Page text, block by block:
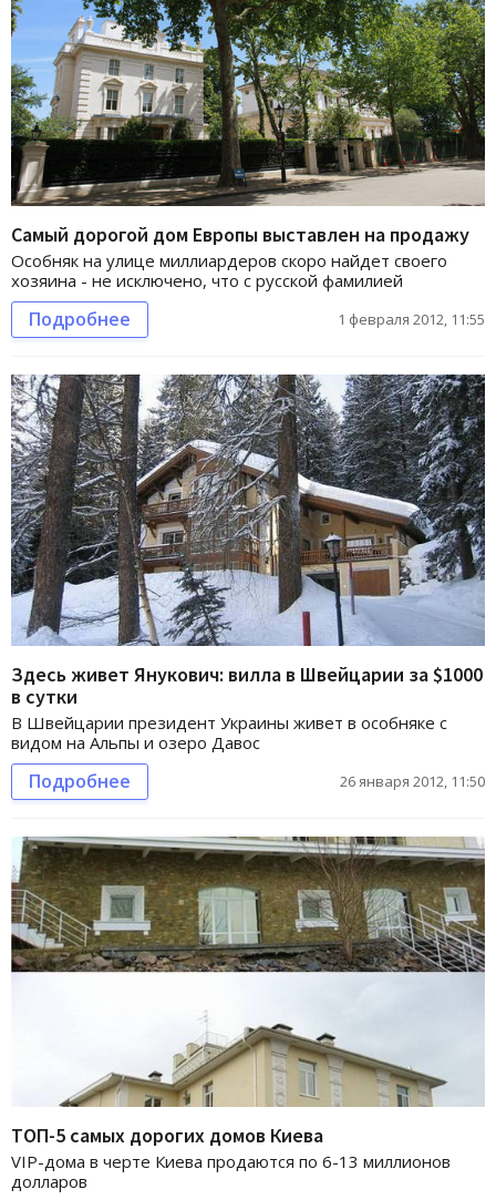
Самый дорогой дом Европы выставлен на продажу
Особняк на улице миллиардеров скоро найдет своего
хозяина - не исключено, что с русской фамилией
Подробнее 1 февраля 2012, 11:55
Здесь живет Янукович: вилла в Швейцарии за $1000
в сутки
В Швейцарии президент Украины живет в особняке с
видом на Альпы и озеро Давос
Подробнее 26 января 2012, 11:50
ТОП-5 самых дорогих домов Киева
VIP-дома в черте Киева продаются по 6-13 миллионов
долларов